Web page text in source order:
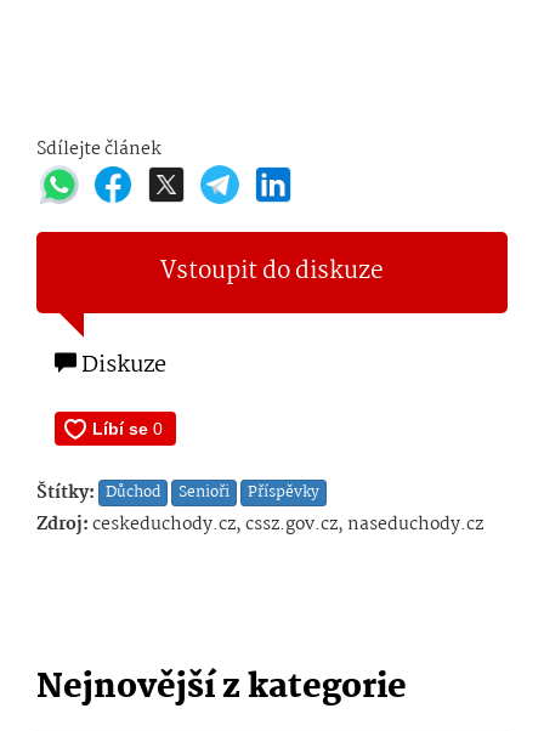
Sdílejte článek
Vstoupit do diskuze
Diskuze
Štítky: Důchod Senioři Příspěvky
Zdroj:ceskeduchody.cz, cssz.gov.cz, naseduchody.cz
Nejnovější z kategorie